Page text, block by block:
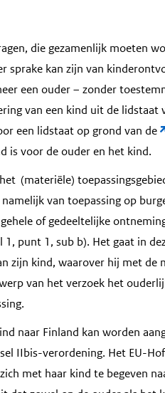
die gezamenlijk moeten
sprake kan zijn van
een ouder – zonder
van een kind uit de lidstaat
een lidstaat op grond van de
is voor de ouder en het kind.
(materiële)
van toepassing op
of gedeeltelijke
punt 1, sub b). Het gaat in
zijn kind, waarover hij met de
van het verzoek het
naar Finland kan worden
IIbis-verordening. Het EU-
met haar kind te begeven